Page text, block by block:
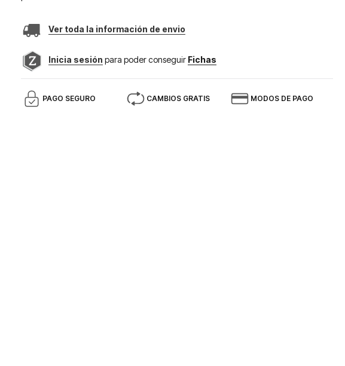
Ver toda la información de envio
Inicia sesión para poder conseguir Fichas
PAGO SEGURO CAMBIOS GRATIS MODOS DE PAGO